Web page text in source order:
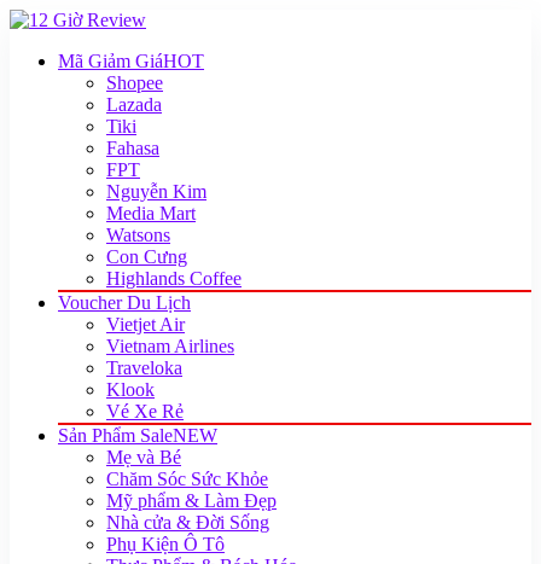
Mã Giảm GiáHOT
Shopee
Lazada
Tiki
Fahasa
FPT
Nguyễn Kim
Media Mart
Watsons
Con Cưng
Highlands Coffee
Voucher Du Lịch
Vietjet Air
Vietnam Airlines
Traveloka
Klook
Vé Xe Rẻ
Sản Phẩm SaleNEW
Mẹ và Bé
Chăm Sóc Sức Khỏe
Mỹ phẩm & Làm Đẹp
Nhà cửa & Đời Sống
Phụ Kiện Ô Tô